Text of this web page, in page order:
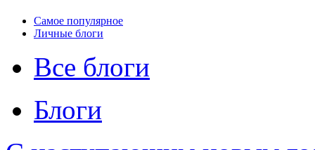
Самое популярное
Личные блоги
Все блоги
Блоги